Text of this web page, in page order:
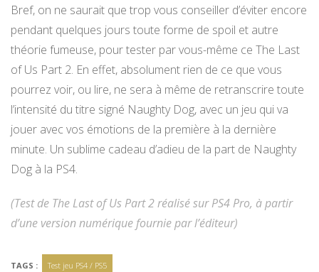
Bref, on ne saurait que trop vous conseiller d’éviter encore
pendant quelques jours toute forme de spoil et autre
théorie fumeuse, pour tester par vous-même ce The Last
of Us Part 2. En effet, absolument rien de ce que vous
pourrez voir, ou lire, ne sera à même de retranscrire toute
l’intensité du titre signé Naughty Dog, avec un jeu qui va
jouer avec vos émotions de la première à la dernière
minute. Un sublime cadeau d’adieu de la part de Naughty
Dog à la PS4.
(Test de The Last of Us Part 2 réalisé sur PS4 Pro, à partir
d’une version numérique fournie par l’éditeur)
TAGS : Test jeu PS4 / PS5